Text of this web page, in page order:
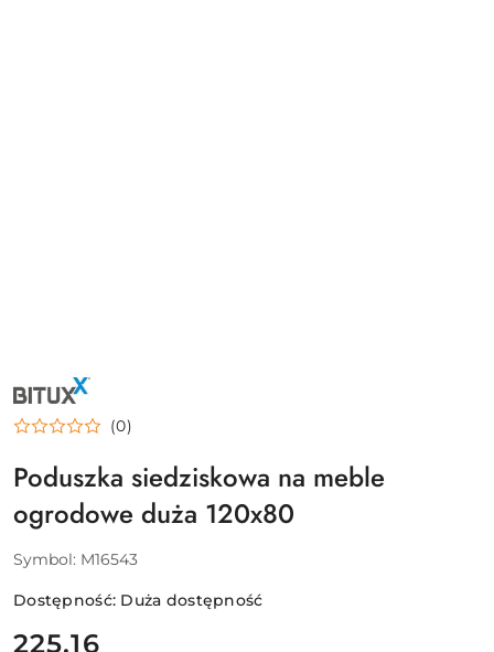
NAZWA
PRODUCENTA:
BITUXX
(0)
Poduszka siedziskowa na meble
ogrodowe duża 120x80
Symbol: M16543
Dostępność: Duża dostępność
cena:
225.16